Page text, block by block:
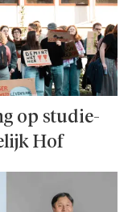
op studie­
Hof